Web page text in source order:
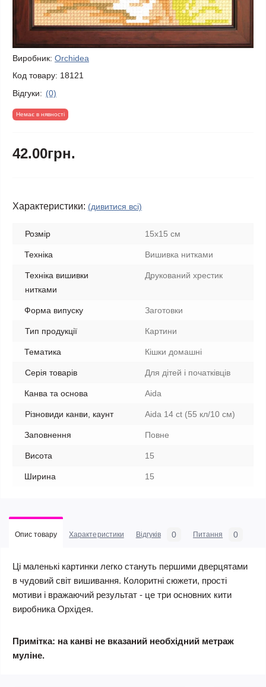
Виробник: Orchidea
Код товару: 18121
Відгуки: (0)
Немає в нявності
42.00грн.
Характеристики: (дивитися всі)
Розмір 15x15 см
Техніка Вишивка нитками
Техніка вишивки
нитками
Друкований хрестик
Форма випуску Заготовки
Тип продукції Картини
Тематика Кішки домашні
Серія товарів Для дітей і початківців
Канва та основа Aida
Різновиди канви, каунт Aida 14 ct (55 кл/10 см)
Заповнення Повне
Висота 15
Ширина 15
Опис товару Характеристики Відгуків 0 Питання 0
Ці маленькі картинки легко стануть першими дверцятами
в чудовий світ вишивання. Колоритні сюжети, прості
мотиви і вражаючий результат - це три основних кити
виробника Орхідея.
Примітка: на канві не вказаний необхідний метраж
муліне.